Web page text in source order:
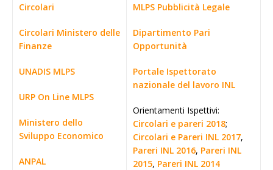
Circolari
Circolari Ministero delle
Finanze
UNADIS MLPS
URP On Line MLPS
Ministero dello
Sviluppo Economico
ANPAL
MLPS Pubblicità Legale
Dipartimento Pari
Opportunità
Portale Ispettorato
nazionale del lavoro INL
Orientamenti Ispettivi:
Circolari e pareri 2018;
Circolari e Pareri INL 2017,
Pareri INL 2016, Pareri INL
2015, Pareri INL 2014